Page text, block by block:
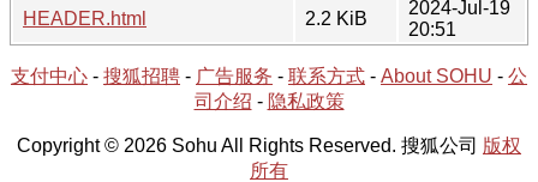
HEADER.html
2.2 KiB
2024-Jul-19
20:51
支付中心 - 搜狐招聘 - 广告服务 - 联系方式 - About SOHU - 公
司介绍 - 隐私政策
Copyright © 2026 Sohu All Rights Reserved. 搜狐公司 版权
所有